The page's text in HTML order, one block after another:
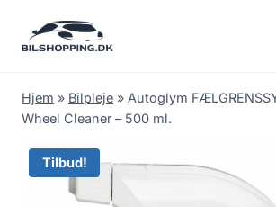
Hjem » Bilpleje » Autoglym
Wheel Cleaner – 500 ml.
Tilbud!